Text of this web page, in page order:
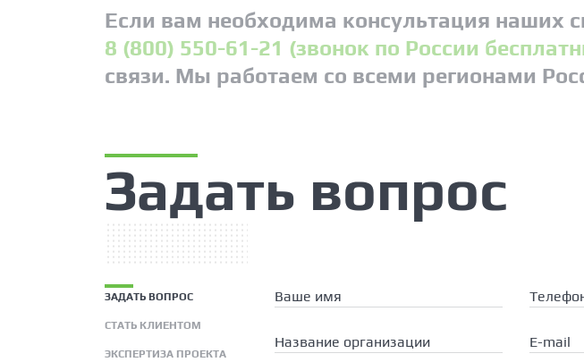
Если вам необходима консультация наших
8 (800) 550-61-21 (звонок по России
связи. Мы работаем со всеми регионами
Задать вопрос
ЗАДАТЬ ВОПРОС
СТАТЬ КЛИЕНТОМ
ЭКСПЕРТИЗА ПРОЕКТА
Ваше имя
Название организации E-mail